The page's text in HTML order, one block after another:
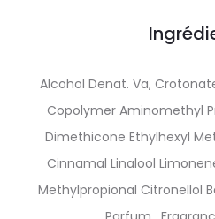
Alcohol Denat. Va,
Copolymer Aminomethyl
Dimethicone Ethylhexyl
Cinnamal Linalool
Methylpropional Citronellol